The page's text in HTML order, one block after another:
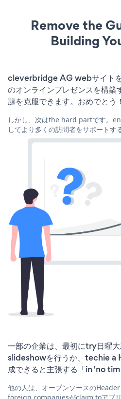
Remove the
Building
cleverbridge AG webサイト
のオンラインプレゼンスを構築
題を克服できます。おめでとう！
しかし、次はthe hard partです。
してより多くの訪問者をサポートす
一部の企業は、最初にtry日曜
slideshowを行うか、techie a
成できると主張する「in 'no
他の人は、オープンソースの